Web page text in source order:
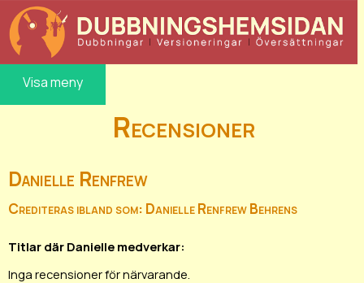
Visa meny
Recensioner
Danielle Renfrew
Crediteras ibland som: Danielle Renfrew Behrens
Titlar där Danielle medverkar:
Inga recensioner för närvarande.